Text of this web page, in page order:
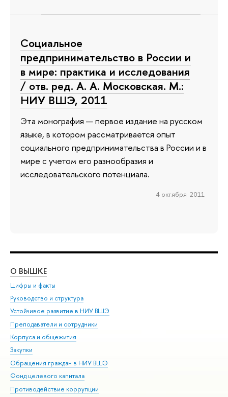
Социальное
предпринимательство в России и
в мире: практика и исследования
/ отв. ред. А. А. Московская. М.:
НИУ ВШЭ, 2011
Эта монография — первое издание на русском
языке, в котором рассматривается опыт
социального предпринимательства в России и в
мире с учетом его разнообразия и
исследовательского потенциала.
4 октября 2011
О ВЫШКЕ
Цифры и факты
Руководство и структура
Устойчивое развитие в НИУ ВШЭ
Преподаватели и сотрудники
Корпуса и общежития
Закупки
Обращения граждан в НИУ ВШЭ
Фонд целевого капитала
Противодействие коррупции